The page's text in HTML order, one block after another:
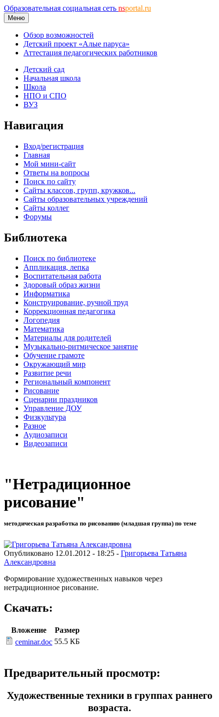
Образовательная социальная сеть nsportal.ru
Меню
Обзор возможностей
Детский проект «Алые паруса»
Аттестация педагогических работников
Детский сад
Начальная школа
Школа
НПО и СПО
ВУЗ
Навигация
Вход/регистрация
Главная
Мой мини-сайт
Ответы на вопросы
Поиск по сайту
Сайты классов, групп, кружков...
Сайты образовательных учреждений
Сайты коллег
Форумы
Библиотека
Поиск по библиотеке
Аппликация, лепка
Воспитательная работа
Здоровый образ жизни
Информатика
Конструирование, ручной труд
Коррекционная педагогика
Логопедия
Математика
Материалы для родителей
Музыкально-ритмическое занятие
Обучение грамоте
Окружающий мир
Развитие речи
Региональный компонент
Рисование
Сценарии праздников
Управление ДОУ
Физкультура
Разное
Аудиозаписи
Видеозаписи
"Нетрадиционное
рисование"
методическая разработка по рисованию (младшая группа) по теме
Опубликовано 12.01.2012 - 18:25 - Григорьева Татьяна
Александровна
Формирование художественных навыков через
нетрадиционное рисование.
Скачать:
Вложение
Размер
ceminar.doc 55.5 КБ
Предварительный просмотр:
Художественные техники в группах раннего
возраста.